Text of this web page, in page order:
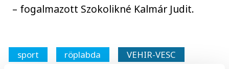
– fogalmazott Szokolikné Kalmár Judit.
sport röplabda VEHIR-VESC